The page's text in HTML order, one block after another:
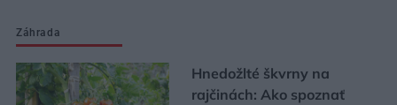
Záhrada
Hnedožlté škvrny na
rajčinách: Ako spoznať